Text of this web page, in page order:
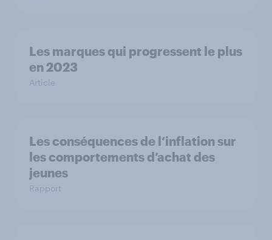
Les marques qui progressent le plus
en 2023
Article
Les conséquences de l‘inflation sur
les comportements d’achat des
jeunes
Rapport